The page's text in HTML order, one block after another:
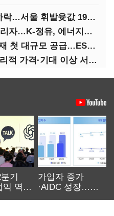
전국 기름값 12주 연속 하락…서울 휘발윳값 1909원
전쟁에 원유 공급망 흔들리자…K-정유, 에너지안보 핵심으로 재부상
포스코퓨처엠, LFP 양극재 첫 대규모 공급…ESS 시장 공략
트리니티항공 출범…“합리적 가격·기대 이상 서비스로 승부”
기
익 역대
가입자 증가
·AIDC 성장…